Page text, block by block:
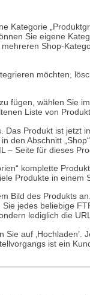
Kategorie
Sie eigene
Shop-
möchten,
fügen, wählen Sie
Liste von
Produkt ist jetzt
den Abschnitt
– Seite für dieses
komplette
Produkte in einem
Bild des Produkts
jedes beliebige
lediglich die
auf
ist ein